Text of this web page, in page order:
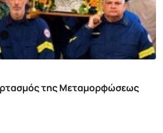
της Μεταμορφώσεως